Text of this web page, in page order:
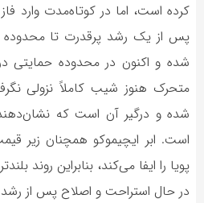
کرده است، اما در کوتاه‌مدت وارد
شده و اکنون در محدوده حمایتی
متحرک هنوز شیب کاملاً نزولی
شده و درگیر آن است که
است. ابر ایچیموکو همچنان زیر
پویا را ایفا می‌کند، بنابراین روند
در حال استراحت و اصلاح پس از